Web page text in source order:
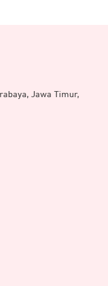
Jawa Timur,